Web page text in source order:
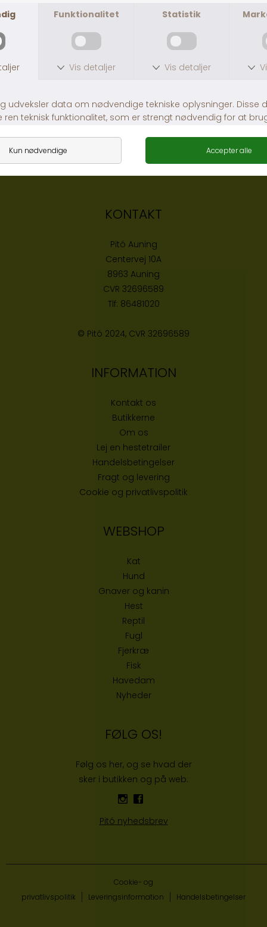
FARMFOOD HE CLASSIC
Fra DKK 269,95
FARMFOOD HE CLASSIC MINI
KONTAKT
Pitó Auning
Centervej 10A
8963 Auning
CVR 32696589
Tlf: 86481020
© Pitó 2024, CVR 32696589
INFORMATION
Kontakt os
Butikkerne
Om os
Lej en hestetrailer
Handelsbetingelser
Fragt og levering
Cookie og privatlivspolitik
WEBSHOP
Kat
Hund
Gnaver og kanin
Hest
Reptil
Fugl
Fjerkræ
Fisk
Havedam
Nyheder
FØLG OS!
Følg os her, og se hvad der
sker i butikken og på web:
Pitó nyhedsbrev
Cookie- og
privatlivspolitik
Leveringsinformation Handelsbetingelser